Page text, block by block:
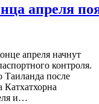
апреля
апреля начнут
контроля.
после
Катхатхорна
и…